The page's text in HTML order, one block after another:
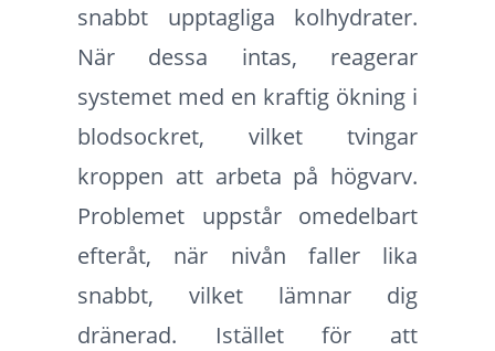
snabbt upptagliga kolhydrater.
När dessa intas, reagerar
systemet med en kraftig ökning i
blodsockret, vilket tvingar
kroppen att arbeta på högvarv.
Problemet uppstår omedelbart
efteråt, när nivån faller lika
snabbt, vilket lämnar dig
dränerad. Istället för att